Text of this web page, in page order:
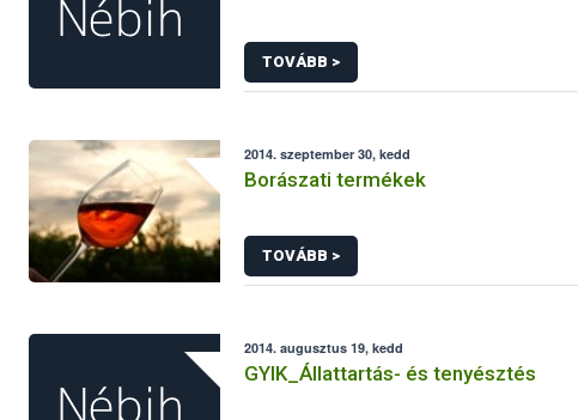
TOVÁBB >
2014. szeptember 30, kedd
Borászati termékek
TOVÁBB >
2014. augusztus 19, kedd
GYIK_Állattartás- és tenyésztés